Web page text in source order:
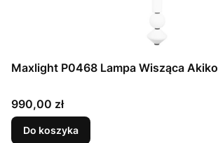
Maxlight P0468 Lampa Wisząca Akiko
Cena
990,00 zł
Do koszyka